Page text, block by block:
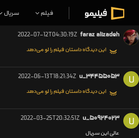
فیلم سریال
faraz alizadeh
2022-07-12T04:30:19Z
این دیدگاه داستان فیلم را لو می‌دهد
U u_۳۴۴۵۵۰۵۳ 2022-06-13T18:21:34Z
این دیدگاه داستان فیلم را لو می‌دهد
U u_۵۰۹۲۴۰۲۳ 2022-03-25T20:32:51Z
عالی این سریال